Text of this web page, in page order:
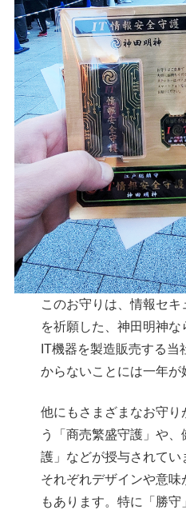
このお守りは、情報セ
を祈願した、神田明神な
IT機器を製造販売する当
からないことには一年が
他にもさまざまなお守
う「商売繁盛守護」や
護」などが授与されてい
それぞれデザインや意
もあります。特に「勝